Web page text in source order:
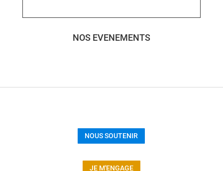
NOS EVENEMENTS
NOUS SOUTENIR
JE M'ENGAGE